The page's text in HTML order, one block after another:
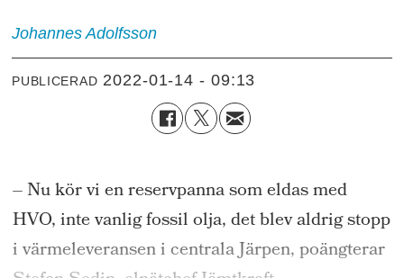
Johannes Adolfsson
PUBLICERAD 2022-01-14 - 09:13
– Nu kör vi en reservpanna som eldas med
HVO, inte vanlig fossil olja, det blev aldrig stopp
i värmeleveransen i centrala Järpen, poängterar